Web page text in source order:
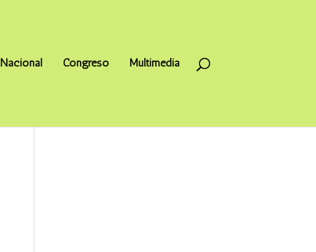
Nacional Congreso Multimedia